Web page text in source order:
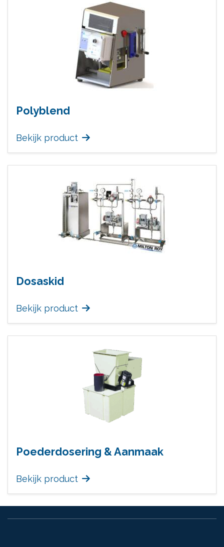
Polyblend
Bekijk product
Dosaskid
Bekijk product
Poederdosering & Aanmaak
Bekijk product